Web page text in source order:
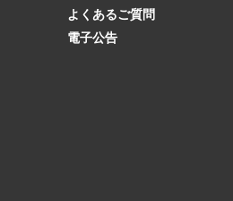
よくあるご質問
電子公告